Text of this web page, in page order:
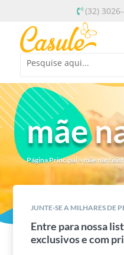
(32)
mãe
Página Principal» mãe
JUNTE-SE A MILHARES DE
Entre para nossa
exclusivos e com